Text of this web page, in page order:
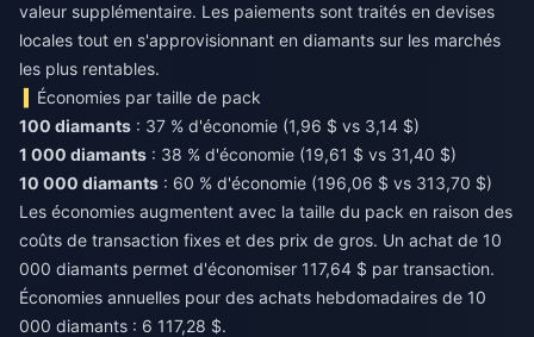
valeur supplémentaire. Les paiements sont traités en devises
locales tout en s'approvisionnant en diamants sur les marchés
les plus rentables.
Économies par taille de pack
100 diamants : 37 % d'économie (1,96 $ vs 3,14 $)
1 000 diamants : 38 % d'économie (19,61 $ vs 31,40 $)
10 000 diamants : 60 % d'économie (196,06 $ vs 313,70 $)
Les économies augmentent avec la taille du pack en raison des
coûts de transaction fixes et des prix de gros. Un achat de 10
000 diamants permet d'économiser 117,64 $ par transaction.
Économies annuelles pour des achats hebdomadaires de 10
000 diamants : 6 117,28 $.